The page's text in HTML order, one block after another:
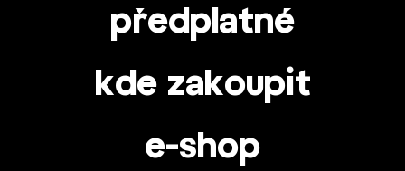
předplatné
kde zakoupit
e-shop